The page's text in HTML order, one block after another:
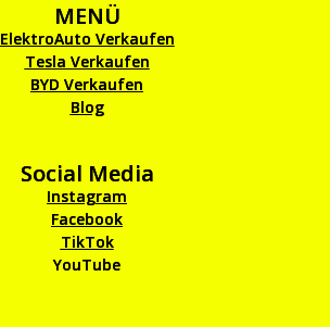
MENÜ
ElektroAuto Verkaufen
Tesla Verkaufen
BYD Verkaufen
Blog
Social Media
Instagram
Facebook
TikTok
YouTube